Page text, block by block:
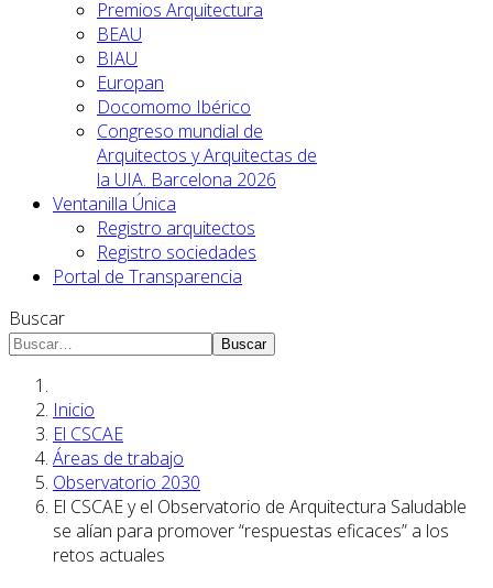
Premios Arquitectura
BEAU
BIAU
Europan
Docomomo Ibérico
Congreso mundial de
Arquitectos y Arquitectas de
la UIA. Barcelona 2026
Ventanilla Única
Registro arquitectos
Registro sociedades
Portal de Transparencia
Buscar
Buscar
Inicio
El CSCAE
Áreas de trabajo
Observatorio 2030
El CSCAE y el Observatorio de Arquitectura Saludable
se alían para promover “respuestas eficaces” a los
retos actuales